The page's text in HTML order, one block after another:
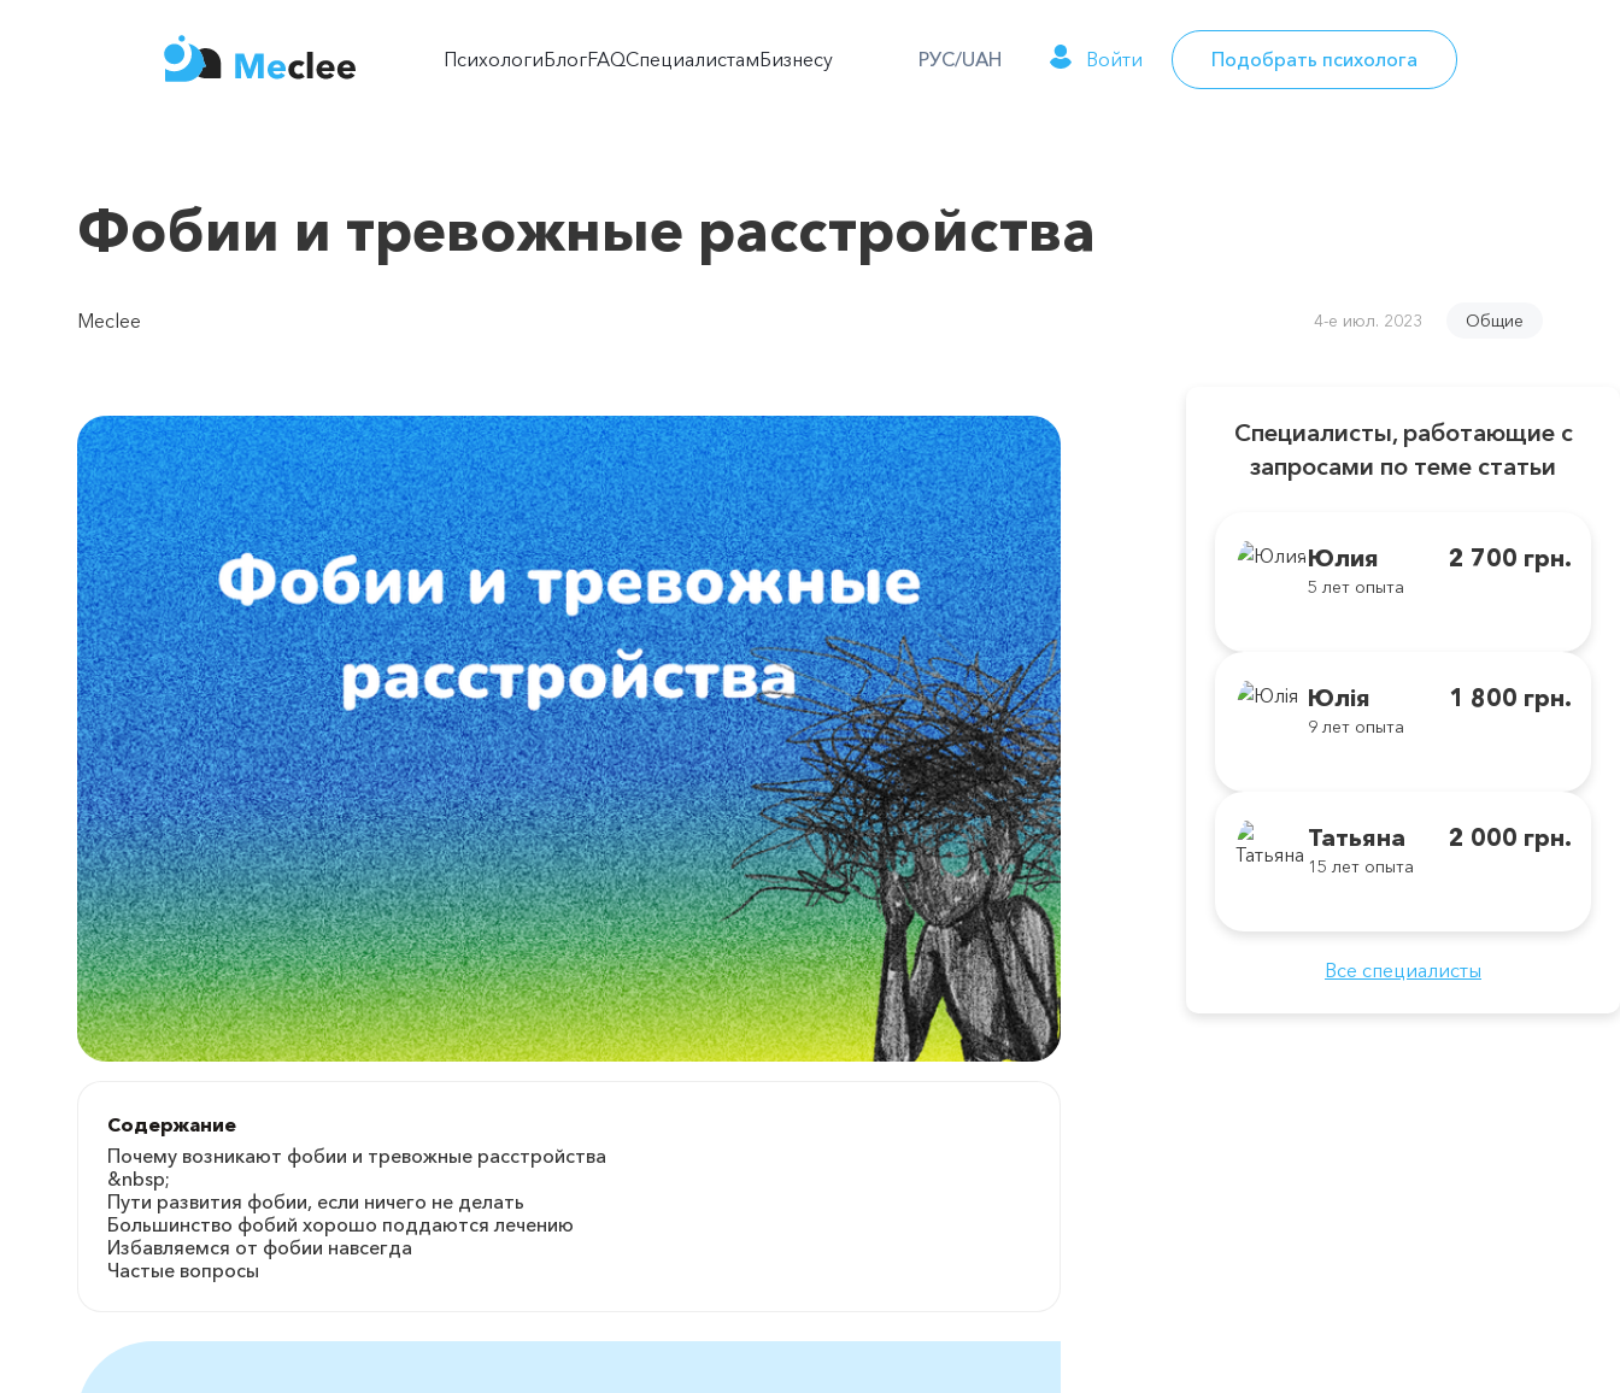
ПсихологиБлогFAQСпециалистамБизнесу РУС/UAH Войти Подобрать психолога
Фобии и тревожные расстройства
Meclee 4-е июл. 2023 Общие
Содержание
Почему возникают фобии и тревожные расстройства
&nbsp;
Пути развития фобии, если ничего не делать
Большинство фобий хорошо поддаются лечению
Избавляемся от фобии навсегда
Частые вопросы
Специалисты, работающие с
запросами по теме статьи
Юлия 2 700 грн.
5 лет опыта
Юлія 1 800 грн.
9 лет опыта
Татьяна 2 000 грн.
15 лет опыта
Все специалисты